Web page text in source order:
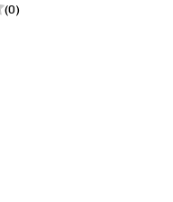
(0)